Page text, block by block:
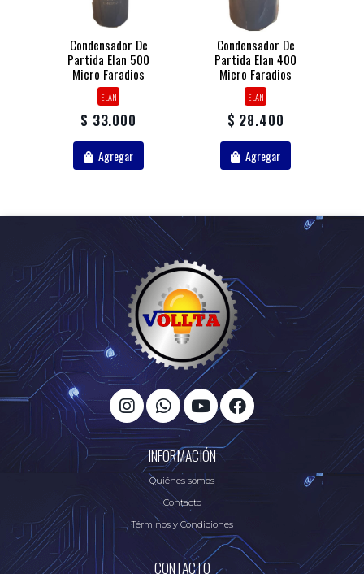
Condensador De
Partida Elan 500
Micro Faradios
ELAN
$ 33.000
Agregar
Condensador De
Partida Elan 400
Micro Faradios
ELAN
$ 28.400
Agregar
INFORMACIÓN
Quiénes somos
Contacto
Términos y Condiciones
CONTACTO